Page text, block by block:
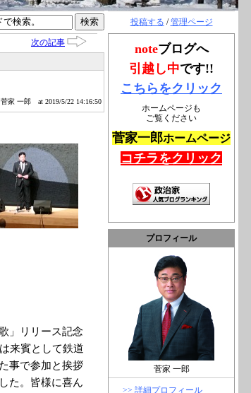
投稿する /管理ページ
noteブログへ
引越し中です!!
こちらをクリック
ホームページも
ご覧ください
菅家一郎ホームページ
コチラをクリック
プロフィール
菅家 一郎
>> 詳細プロフィール
次の記事
菅家 一郎 at 2019/5/22 14:16:50
」リリース記念
来賓として鉄道
事で参加と挨拶
た。皆様に喜ん